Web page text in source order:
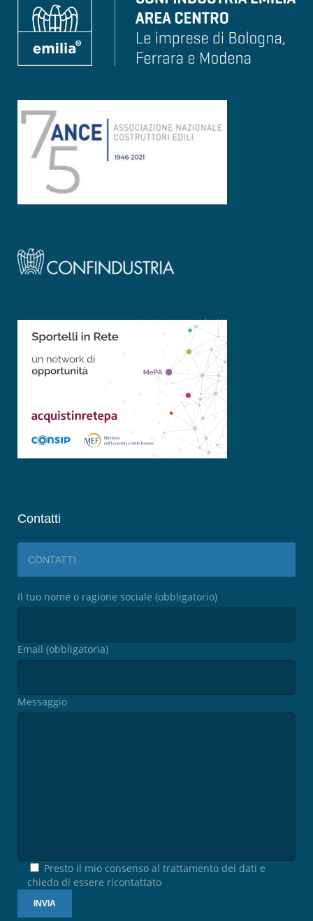
Contatti
CONTATTI
Il tuo nome o ragione sociale (obbligatorio)
Email (obbligatoria)
Messaggio
Presto il mio consenso al trattamento dei dati e
chiedo di essere ricontattato